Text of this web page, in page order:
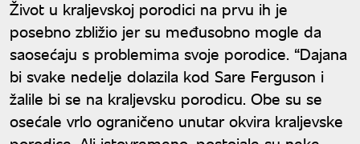
Život u kraljevskoj porodici na prvu ih je
posebno zbližio jer su međusobno mogle da
saosećaju s problemima svoje porodice. “Dajana
bi svake nedelje dolazila kod Sare Ferguson i
žalile bi se na kraljevsku porodicu. Obe su se
osećale vrlo ograničeno unutar okvira kraljevske